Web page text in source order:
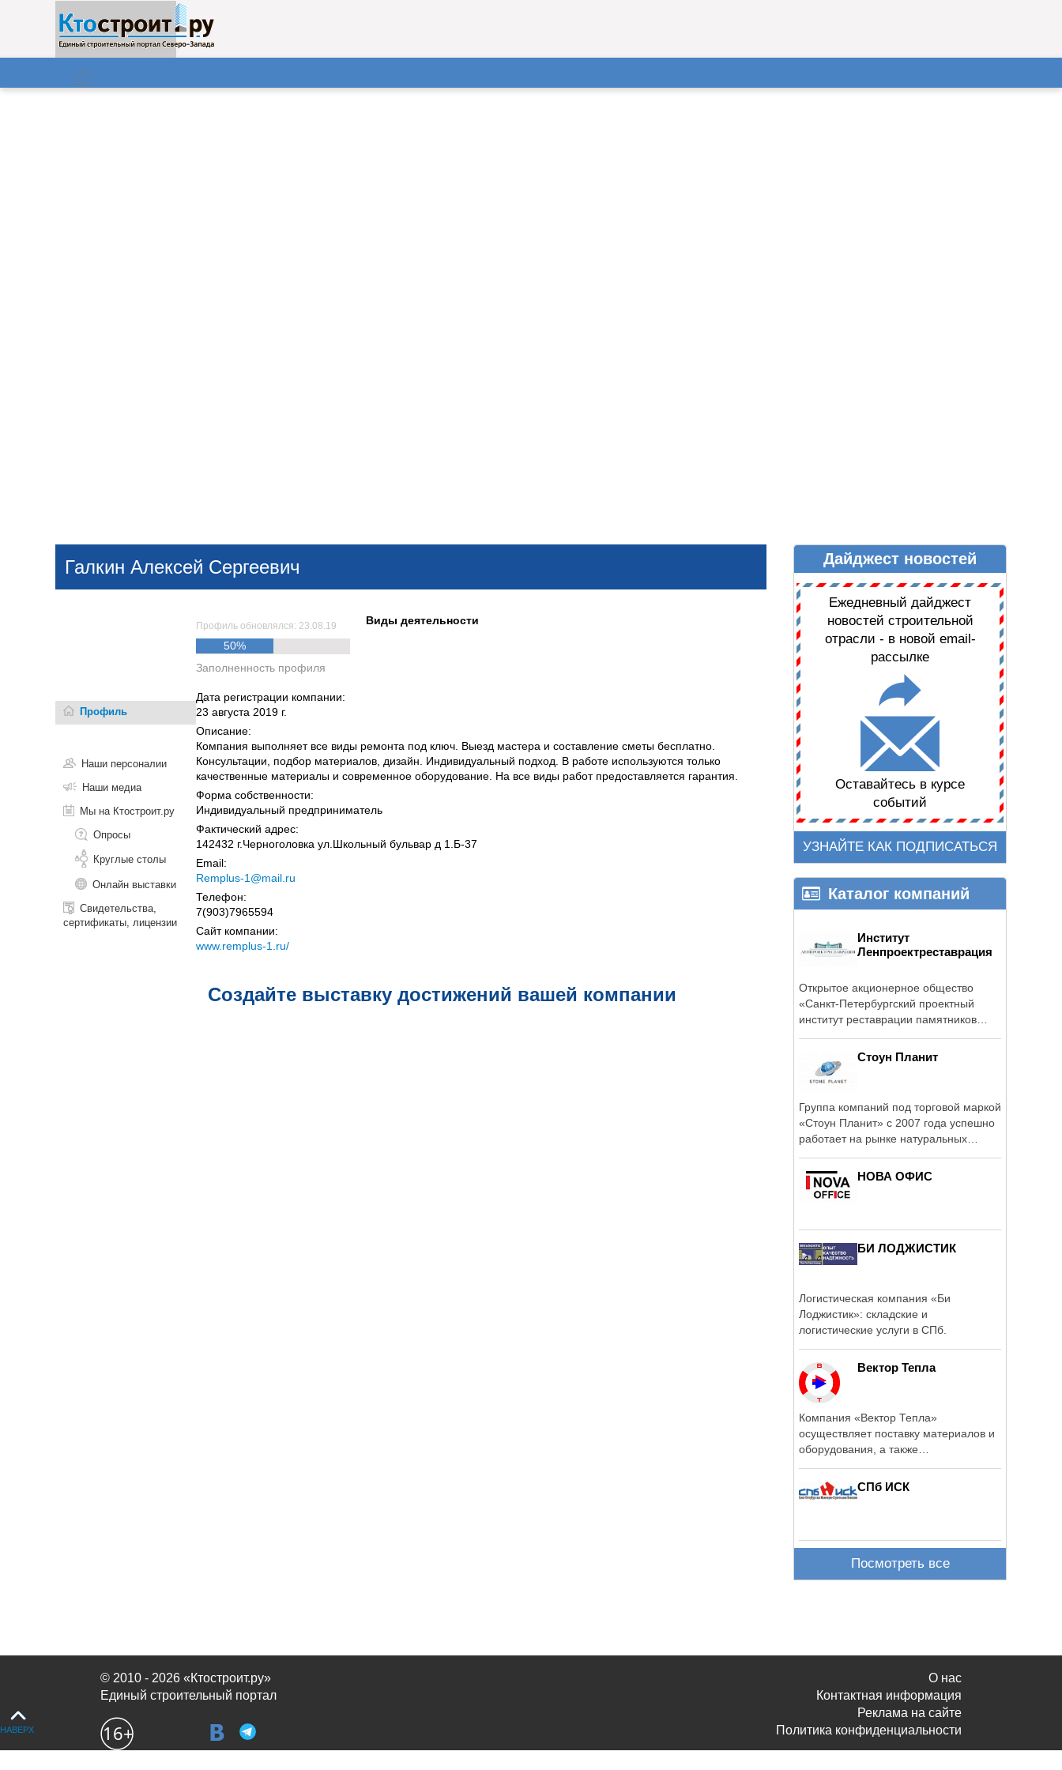
Поиск
СТАТЬИ ДАЙДЖЕСТ НОВОСТЕЙ
Галкин Алексей Сергеевич
Профиль
Наши персоналии
Наши медиа
Мы на Ктостроит.ру
Опросы
Круглые столы
Онлайн выставки
Свидетельства,
сертификаты, лицензии
Профиль обновлялся: 23.08.19
50%
Заполненность профиля
Виды деятельности
Дата регистрации компании:
23 августа 2019 г.
Описание:
Компания выполняет все виды ремонта под ключ. Выезд мастера и составление сметы бесплатно.
Консультации, подбор материалов, дизайн. Индивидуальный подход. В работе используются только
качественные материалы и современное оборудование. На все виды работ предоставляется гарантия.
Форма собственности:
Индивидуальный предприниматель
Фактический адрес:
142432 г.Черноголовка ул.Школьный бульвар д 1.Б-37
Email:
Remplus-1@mail.ru
Телефон:
7(903)7965594
Сайт компании:
www.remplus-1.ru/
Создайте выставку достижений вашей компании
Дайджест новостей
Ежедневный дайджест
новостей строительной
отрасли - в новой email-
рассылке
Оставайтесь в курсе
событий
УЗНАЙТЕ КАК ПОДПИСАТЬСЯ
Каталог компаний
Институт
Ленпроектреставрация
Открытое акционерное общество
«Санкт-Петербургский проектный
институт реставрации памятников
Стоун Планит
Группа компаний под торговой маркой
«Стоун Планит» с 2007 года успешно
работает на рынке натуральных
НОВА ОФИС
БИ ЛОДЖИСТИК
Логистическая компания «Би
Лоджистик»: складские и
логистические услуги в СПб.
Вектор Тепла
Компания «Вектор Тепла»
осуществляет поставку материалов и
оборудования, а также
СПб ИСК
Посмотреть все
© 2010 - 2026 «Ктостроит.ру»
Единый строительный портал
О нас
Контактная информация
Реклама на сайте
Политика конфиденциальности
НАВЕРХ